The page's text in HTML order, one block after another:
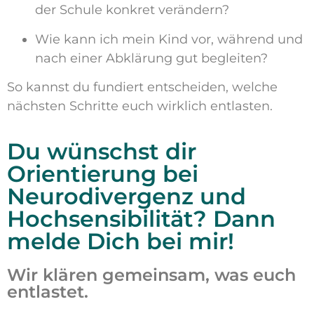
der Schule konkret verändern?
Wie kann ich mein Kind vor, während und
nach einer Abklärung gut begleiten?
So kannst du fundiert entscheiden, welche
nächsten Schritte euch wirklich entlasten.
Du wünschst dir
Orientierung bei
Neurodivergenz und
Hochsensibilität? Dann
melde Dich bei mir!
Wir klären gemeinsam, was euch
entlastet.